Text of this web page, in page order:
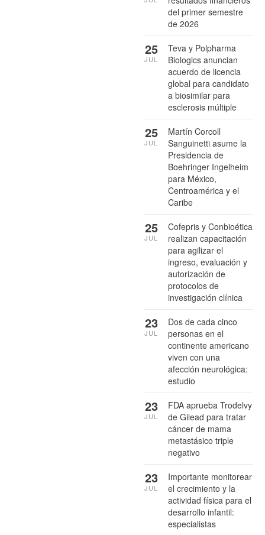
del primer semestre
de 2026
Teva y Polpharma
Biologics anuncian
acuerdo de licencia
global para candidato
a biosimilar para
esclerosis múltiple
25
JUL
Martín Corcoll
Sanguinetti asume la
Presidencia de
Boehringer Ingelheim
para México,
Centroamérica y el
Caribe
25
JUL
Cofepris y Conbioética
realizan capacitación
para agilizar el
ingreso, evaluación y
autorización de
protocolos de
investigación clínica
25
JUL
Dos de cada cinco
personas en el
continente americano
viven con una
afección neurológica:
estudio
23
JUL
FDA aprueba Trodelvy
de Gilead para tratar
cáncer de mama
metastásico triple
negativo
23
JUL
Importante monitorear
el crecimiento y la
actividad física para el
desarrollo infantil:
especialistas
23
JUL